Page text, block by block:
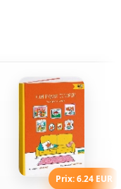
Prix: 6.24 EUR